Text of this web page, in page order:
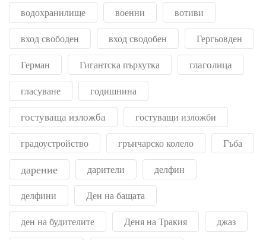
водохранилище военни вотиви
вход свободен вход сводобен Гергьовден
Герман Гигантска пърхутка глаголица
гласуване годишнина
гостуваща изложба гостуващи изложби
градоустройство грънчарско колело Гъба
дарение дарители делфин
делфини Ден на бащата
ден на будителите Деня на Тракия джаз